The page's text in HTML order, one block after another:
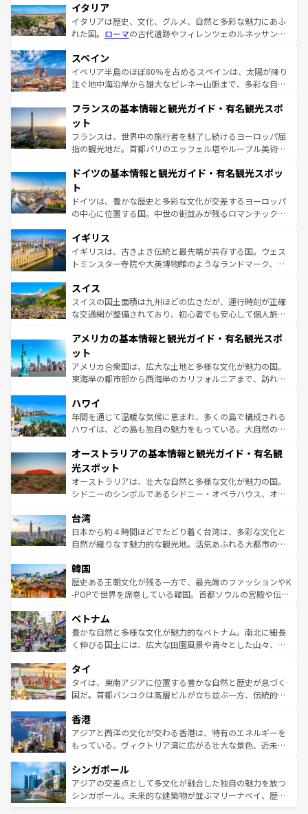
イタリア
イタリアは歴史、文化、グルメ、自然と多彩な魅力にあふ
れた国。 ローマの古代遺跡やフィレンツェのルネッサンス
ろん、トスカーナの美しい田園風景やアマルフィ海岸の絶
景など、自然景観も見逃せない。観光の合間には、本場の
ピザやパスタなど、絶品のイタリア料理を堪能することも
ませてくれるイタリアで、忘れられない旅をしてみよう！
なお、新着のイタリア情報は
しい。
スペイン
イベリア半島のほぼ80％を占めるスペインは、太陽が降り
注ぐ地中海沿岸から雄大なピレネー山脈まで、多彩な自然
文化が根付くこの国では、情熱的なフラメンコ、熱気あふ
れる闘牛、そして美味しいタパスが生活の一部となってい
る。首都マドリードの洗練された雰囲気や、バルセロナの
アートに溢れた街角から、地方では古代ローマ遺跡や中世
せる。地方によって風土や気候が異なるスペインはその個
ンテンツ一覧 を参照してほしい。
フランスの基本情報と観光ガイド・有名観光スポ
ット
フランスは、世界中の旅行者を魅了し続けるヨーロッパ屈
指の観光地だ。首都パリのエッフェル塔やルーブル美術館
で、幅広い魅力が詰まっている。華麗な宮殿、歴史的な大
聖堂、美しいビーチ、そして豊かな自然が、訪れる者を心
から魅了する。また、フランスは美食の国としても知ら
れ、フランス料理はユネスコ無形文化遺産にも登録されて
香り高いラベンダー畑など、多彩な楽しみ方が可能だ。さ
らに、パリ以外の地域にも魅力が溢れており、どの街角に
も豊かな歴史と文化が息づいている。パリ以外の個性あふ
を参照してほしい。
ドイツの基本情報と観光ガイド・有名観光スポッ
ト
ドイツは、豊かな歴史と多彩な文化が交差するヨーロッパ
の中心に位置する国。中世の街並みが残るロマンチック街
顔を持つこの国は、どこを歩いても飽きることがない。ベ
ルリンの文化的活気、バイエルン州のアルプスの絶景、そ
してライン川沿いのワイン畑といった風景は必見。ビール
は、お酒好きな人にはぜひ体験してほしい。 なお、新着の
ドイツ情報はコンテンツ一覧を参照してほしい。
イギリス
イギリスは、古きよき伝統と最先端が共存する国。ウェス
トミンスター寺院や大英博物館のようなランドマーク、歴
リアごとに異なる魅力がある。また、優雅なアフタヌーン
ティー、ビール好きにはたまらない英国パブ、サッカー観
戦など、本場だからこそできる体験も豊富。イギリスを旅
ンツ一覧を参照してほしい。
スイス
スイスの国土面積は九州ほどの広さだが、運行時刻が正確
な交通網が整備されており、初心者でも安心して個人旅行
の建物がそのまま残る町や、スイスならではのユニークな
博物館もあり、アルプス観光だけでなく町歩きも満喫する
ことができる。国民の所得が高いため物価も高いが、旅行
者向けの交通パス提供のサービスもあり、うまく活用すれ
着のスイス情報は
アメリカの基本情報と観光ガイド・有名観光スポ
ット
アメリカ合衆国は、広大な土地と多様な文化が魅力の国。
東海岸の都市部から西海岸のカリフォルニアまで、訪れる
のような巨大都市は、観光、ショッピング、エンターテイ
ンメントが詰まった刺激的なスポットだ。一方、アメリカ
西部には大自然が広がり、グランドキャニオンやイエロー
部のニューオーリンズでは、音楽と美食が融合した独特の
文化が魅力。旅行者はアメリカの各地域で異なる魅力を楽
しみながら、その多様性と豊かな歴史を感じることができ
るだろう。車でのロードトリップや列車の旅も、アメリカ
情報は
ハワイ
年間を通じて温暖な気候に恵まれ、多くの島で構成される
ハワイは、どの島も独自の魅力をもっている。大自然の神
ワイ島は見逃せない。また、定番の観光地といえばオアフ
島だが、静かな自然を求めるならマウイ島やカウアイ島が
おすすめ。エメラルドグリーンに輝く海をはじめ、豊かな
文化や歴史が息づいている。「アロハスピリット」と呼ば
人々、おいしいローカルフードやハワイアンミュージッ
ク、伝統的なフラダンスなど、すべてがハワイの魅力を彩
っている。訪れるたびに新しい発見と感動が待っているハ
はコンテンツ一覧
オーストラリアの基本情報と観光ガイド・有名観
光スポット
オーストラリアは、壮大な自然と多様な文化が魅力の国。
シドニーのシンボルであるシドニー・オペラハウス、オー
リアリーフや大陸中央部にそびえるウルル（エアーズロッ
ク）、タスマニアの美しい原生林やケアンズの熱帯雨林な
ど、見どころがたくさん。また、カフェやワイン、オージ
いる。アクティビティも充実しており、サーフィンやダイ
ビング、ハイキングなど、アウトドア好きにはたまらな
い。オーストラリアの多彩な魅力を存分に味わいつくそ
参照してほしい。
台湾
日本から約４時間ほどでたどり着く台湾は、多彩な文化と
自然が織りなす魅力的な観光地。活気あふれる大都市の台
ン）、静ひつな山岳地帯である台湾東部など、都市の喧騒
と山間の静けさが共存しており、訪れる人に新しい発見と
驚きをもたらしてくれる。また、奥深い台湾の食文化も魅
容にもいいと評判のスイーツなど、バラエティ豊かな料理
が味わえる。 なお、新着の台湾情報は コンテンツ一覧を参
照してほしい。
韓国
歴史ある王朝文化が残る一方で、最先端のファッションやK
-POPで世界を席巻している韓国。首都ソウルの宮殿や伝統
き、地方に足を延ばせば四季折々の自然美を楽しむことが
できる。そして、キムチや焼肉、絶品のストリートフード
まで、さまざまな韓国料理が待っている。夜には、韓国な
リティに包まれながら、韓国の多彩な魅力を心ゆくまで味
わってみてほしい。 なお、新着の韓国情報はコンテンツ一
覧を参照してほしい。
ベトナム
豊かな自然と多様な文化が魅力的なベトナム。南北に細長
く伸びる国土には、広大な田園風景や青々とした山々、世
急速な発展と共に伝統が息づく。ハノイの古い町並みやホ
ーチミン市のフランス統治時代の建物も、独特の雰囲気を
醸し出している。また、バラエティの豊かさとおいしさで
とつ。フォーやバインミー、ベトナムコーヒーなどは、ぜ
ひ現地で味わいたい。どの地域を訪れてもあたたかい人々
が旅行者を迎えてくれるので、きっと忘れられない旅にな
参照してほしい。
タイ
タイは、東南アジアに位置する豊かな自然と歴史が息づく
国だ。首都バンコクは高層ビルが立ち並ぶ一方、伝統的な
の活気が交差している。北部ではチェンマイなどの山岳地
帯で自然と触れ合い、南部ではプーケットやクラビの美し
いビーチでリゾート気分を楽しむことができる。タイ料理
激する。気候は一年中温暖で、どの季節にも異なる楽しみ
が待っている。親しみやすいタイの人々、仏教を中心とし
た文化、そして多様な観光資源が、訪れる旅人を魅了し続
香港
アジアと西洋の文化が交わる香港は、特有のエネルギーを
もっている。ヴィクトリア湾に広がる壮大な景色、近未来
み、どこを訪れても感動するはず。観光スポットが密集し
ており、効率よく見どころを回れるのも魅力。息をのむよ
うな絶景から文化的な体験まで、香港を存分に楽しみ尽く
シンガポール
アジアの交差点として多文化が融合した独自の魅力を放つ
シンガポール。未来的な建築物が並ぶマリーナベイ、歴史